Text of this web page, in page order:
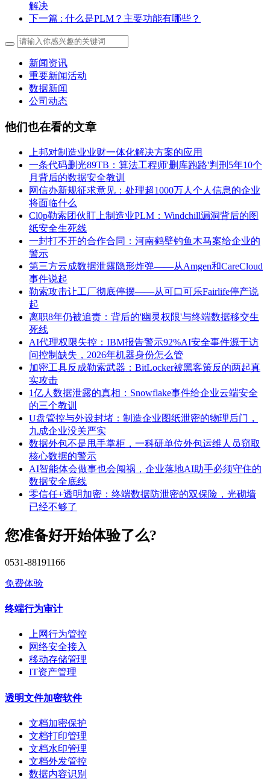
解决
下一篇 : 什么是PLM？主要功能有哪些？
新闻资讯
重要新闻活动
数据新闻
公司动态
他们也在看的文章
上邦对制造业业财一体化解决方案的应用
一条代码删光89TB：算法工程师'删库跑路'判刑5年10个
月背后的数据安全教训
网信办新规征求意见：处理超1000万人个人信息的企业
将面临什么
Cl0p勒索团伙盯上制造业PLM：Windchill漏洞背后的图
纸安全生死线
一封打不开的合作合同：河南鹤壁钓鱼木马案给企业的
警示
第三方云成数据泄露隐形炸弹——从Amgen和CareCloud
事件说起
勒索攻击让工厂彻底停摆——从可口可乐Fairlife停产说
起
离职8年仍被追责：背后的'幽灵权限'与终端数据移交生
死线
AI代理权限失控：IBM报告警示92%AI安全事件源于访
问控制缺失，2026年机器身份怎么管
加密工具反成勒索武器：BitLocker被黑客策反的两起真
实攻击
1亿人数据泄露的真相：Snowflake事件给企业云端安全
的三个教训
U盘管控与外设封堵：制造企业图纸泄密的物理后门，
九成企业没关严实
数据外包不是甩手掌柜，一科研单位外包运维人员窃取
核心数据的警示
AI智能体会做事也会闯祸，企业落地AI助手必须守住的
数据安全底线
零信任+透明加密：终端数据防泄密的双保险，光砌墙
已经不够了
您准备好开始体验了么?
0531-88191166
免费体验
终端行为审计
上网行为管控
网络安全接入
移动存储管理
IT资产管理
透明文件加密软件
文档加密保护
文档打印管理
文档水印管理
文档外发管控
数据内容识别